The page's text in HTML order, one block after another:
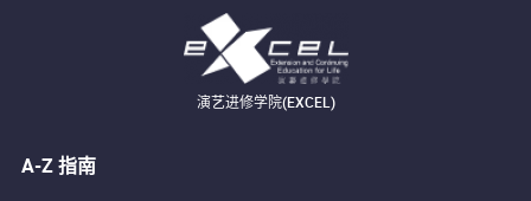
演艺进修学院(EXCEL)
A-Z 指南